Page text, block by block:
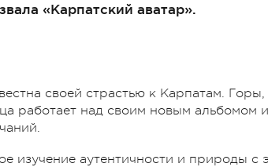
«Карпатский аватар».
своей страстью к Карпатам.
работает над своим новым альбомом
изучение аутентичности и природы